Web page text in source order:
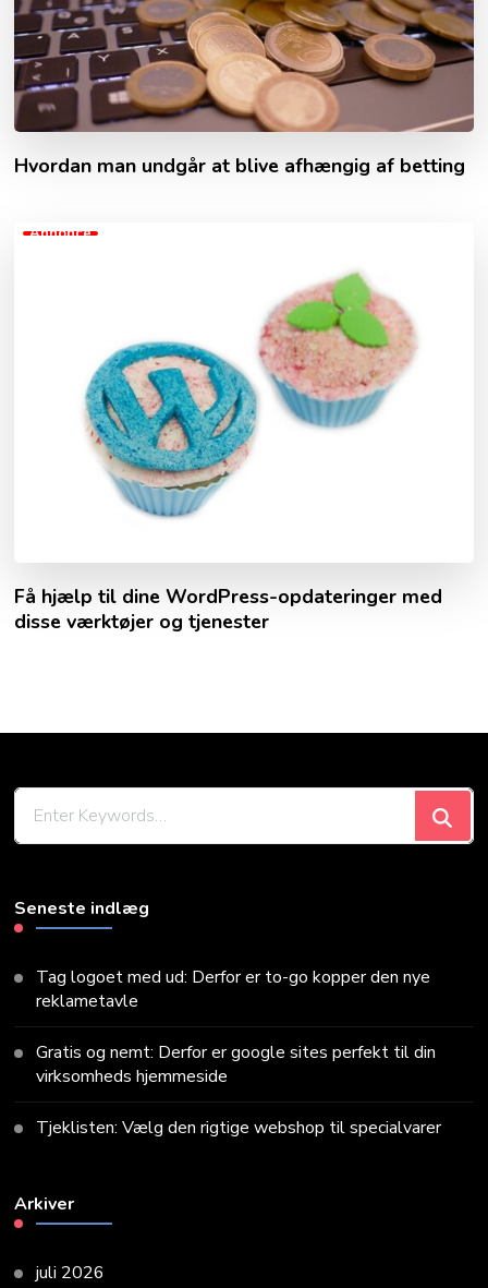
Hvordan man undgår at blive afhængig af betting
Annonce
Få hjælp til dine WordPress-opdateringer med
disse værktøjer og tjenester
Seneste indlæg
Tag logoet med ud: Derfor er to-go kopper den nye
reklametavle
Gratis og nemt: Derfor er google sites perfekt til din
virksomheds hjemmeside
Tjeklisten: Vælg den rigtige webshop til specialvarer
Arkiver
juli 2026